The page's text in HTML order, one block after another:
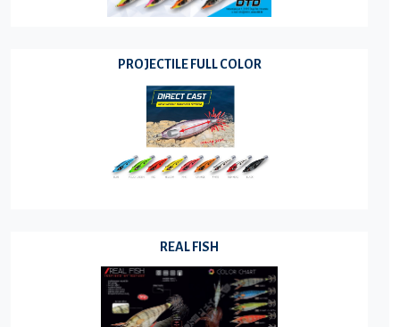
PROJECTILE FULL COLOR
REAL FISH